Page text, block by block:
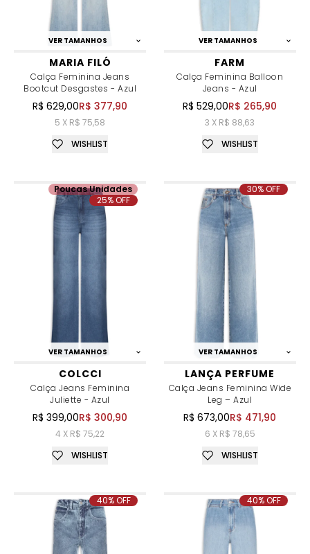
VER TAMANHOS
MARIA FILÓ
Calça Feminina Jeans
Bootcut Desgastes - Azul
R$ 629,00R$ 377,90
5 X R$ 75,58
WISHLIST
VER TAMANHOS
FARM
Calça Feminina Balloon
Jeans - Azul
R$ 529,00R$ 265,90
3 X R$ 88,63
WISHLIST
VER TAMANHOS
COLCCI
Calça Jeans Feminina
Juliette - Azul
R$ 399,00R$ 300,90
4 X R$ 75,22
Poucas Unidades
25% OFF
WISHLIST
VER TAMANHOS
LANÇA PERFUME
Calça Jeans Feminina Wide
Leg – Azul
R$ 673,00R$ 471,90
6 X R$ 78,65
30% OFF
WISHLIST
40% OFF 40% OFF